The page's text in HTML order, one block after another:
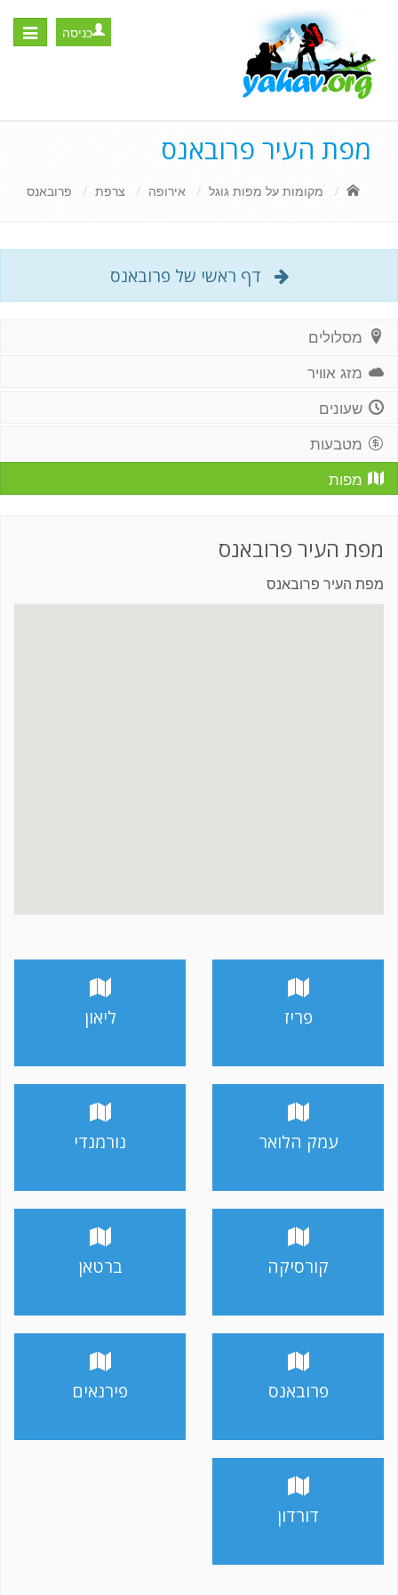
Toggle
כניסה
מפת העיר פרובאנס
מקומות על מפות גוגל אירופה צרפת פרובאנס
דף ראשי של פרובאנס
מסלולים
מזג אוויר
שעונים
מטבעות
מפות
מפת העיר פרובאנס
מפת העיר פרובאנס
פריז ליאון
עמק הלואר נורמנדי
קורסיקה ברטאן
פרובאנס פירנאים
דורדון